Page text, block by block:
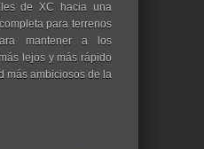
de XC hacia una
para terrenos
mantener a los
lejos y más rápido
más ambiciosos de la